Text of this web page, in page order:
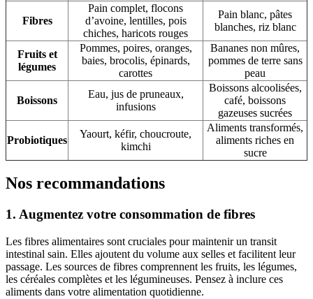
Fibres
Pain complet, flocons
d’avoine, lentilles, pois
chiches, haricots rouges
Pain blanc, pâtes
blanches, riz blanc
Fruits et
légumes
Pommes, poires, oranges,
baies, brocolis, épinards,
carottes
Bananes non mûres,
pommes de terre sans
peau
Boissons
Eau, jus de pruneaux,
infusions
Boissons alcoolisées,
café, boissons
gazeuses sucrées
Probiotiques
Yaourt, kéfir, choucroute,
kimchi
Aliments transformés,
aliments riches en
sucre
Nos recommandations
1. Augmentez votre consommation de fibres
Les fibres alimentaires sont cruciales pour maintenir un transit
intestinal sain. Elles ajoutent du volume aux selles et facilitent leur
passage. Les sources de fibres comprennent les fruits, les légumes,
les céréales complètes et les légumineuses. Pensez à inclure ces
aliments dans votre alimentation quotidienne.